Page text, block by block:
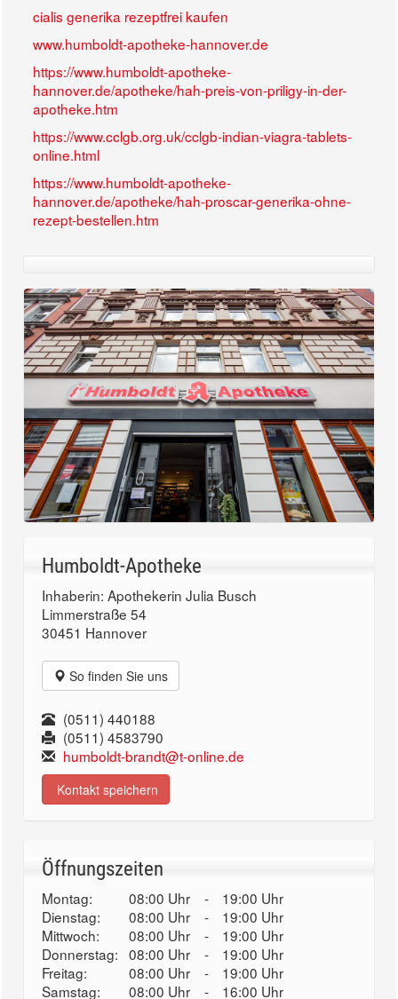
cialis generika rezeptfrei kaufen
www.humboldt-apotheke-hannover.de
https://www.humboldt-apotheke-
hannover.de/apotheke/hah-preis-von-priligy-in-der-
apotheke.htm
https://www.cclgb.org.uk/cclgb-indian-viagra-tablets-
online.html
https://www.humboldt-apotheke-
hannover.de/apotheke/hah-proscar-generika-ohne-
rezept-bestellen.htm
Humboldt-Apotheke
Inhaberin: Apothekerin Julia Busch
Limmerstraße 54
30451 Hannover
So finden Sie uns
(0511) 440188
(0511) 4583790
humboldt-brandt@t-online.de
Kontakt speichern
Öffnungszeiten
Montag: 08:00 Uhr -
19:00 Uhr
Dienstag:
08:00 Uhr -
19:00 Uhr
Mittwoch:
08:00 Uhr -
19:00 Uhr
Donnerstag: 08:00 Uhr -
19:00 Uhr
Freitag:
08:00 Uhr -
19:00 Uhr
Samstag:
08:00 Uhr - 16:00 Uhr